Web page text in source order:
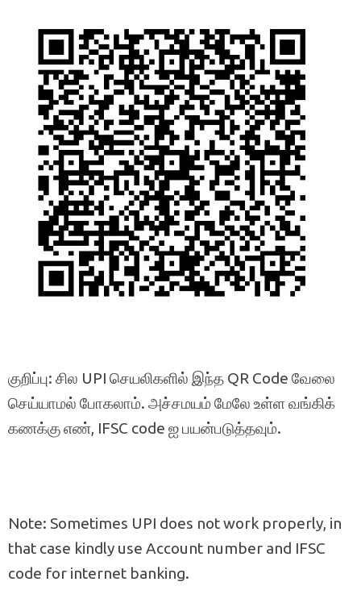
குறிப்பு: சில UPI செயலிகளில் இந்த QR Code வேலை
செய்யாமல் போகலாம். அச்சமயம் மேலே உள்ள வங்கிக்
கணக்கு எண், IFSC code ஐ பயன்படுத்தவும்.
Note: Sometimes UPI does not work properly, in
that case kindly use Account number and IFSC
code for internet banking.